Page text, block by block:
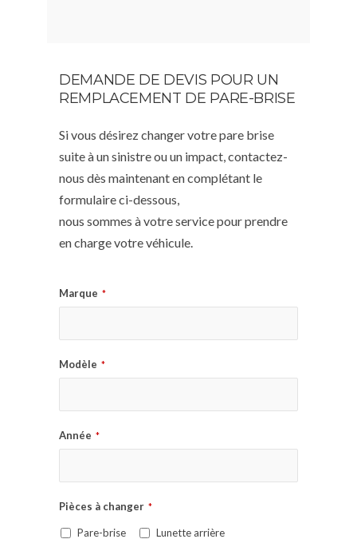
DEMANDE DE DEVIS POUR UN
REMPLACEMENT DE PARE-BRISE
Si vous désirez changer votre pare brise
suite à un sinistre ou un impact, contactez-
nous dès maintenant en complétant le
formulaire ci-dessous,
nous sommes à votre service pour prendre
en charge votre véhicule.
Marque *
Modèle *
Année *
Pièces à changer *
Pare-brise Lunette arrière